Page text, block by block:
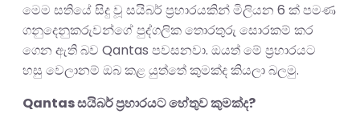
මෙම සතියේ සිදු වූ සයිබර් ප්‍රහාරයකින් මිලියන 6 ක් පමණ
ගනුදෙනුකරුවන්ගේ පුද්ගලික තොරතුරු සොරකම් කර
ගෙන ඇති බව Qantas පවසනවා. ඔයත් මේ ප්‍රහාරයට
හසු වෙලානම් ඔබ කළ යුත්තේ කුමක්ද කියලා බලමු.
Qantas සයිබර් ප්‍රහාරයට හේතුව කුමක්ද?